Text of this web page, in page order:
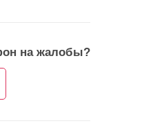
на жалобы?